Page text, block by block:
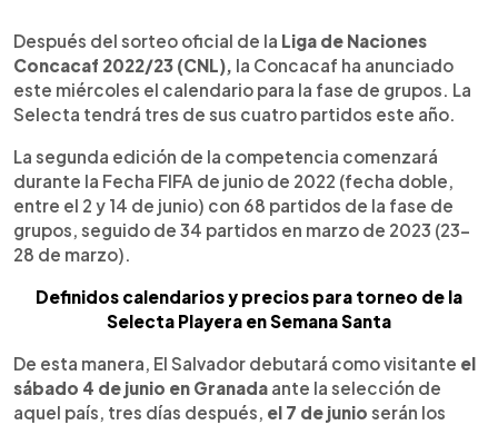
► Escuchar artículo
Después del sorteo oficial de la Liga de Naciones
Concacaf 2022/23 (CNL), la Concacaf ha anunciado
este miércoles el calendario para la fase de grupos. La
Selecta tendrá tres de sus cuatro partidos este año.
La segunda edición de la competencia comenzará
durante la Fecha FIFA de junio de 2022 (fecha doble,
entre el 2 y 14 de junio) con 68 partidos de la fase de
grupos, seguido de 34 partidos en marzo de 2023 (23-
28 de marzo).
Definidos calendarios y precios para torneo de la
Selecta Playera en Semana Santa
De esta manera, El Salvador debutará como visitante el
sábado 4 de junio en Granada ante la selección de
aquel país, tres días después, el 7 de junio serán los